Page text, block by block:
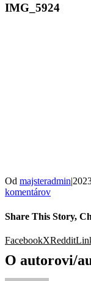
IMG_5924
Od majsteradmin|
komentárov
Share This Story,
FacebookXReddit
O autorovi/